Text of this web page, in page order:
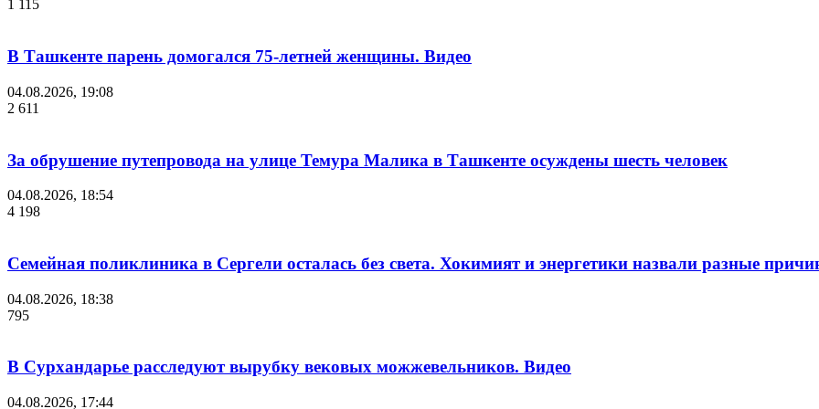
1 115
В Ташкенте парень домогался 75-летней женщины. Видео
04.08.2026, 19:08
2 611
За обрушение путепровода на улице Темура Малика в Ташкенте осуждены шесть человек
04.08.2026, 18:54
4 198
Семейная поликлиника в Сергели осталась без света. Хокимият и энергетики назвали разные
04.08.2026, 18:38
795
В Сурхандарье расследуют вырубку вековых можжевельников. Видео
04.08.2026, 17:44